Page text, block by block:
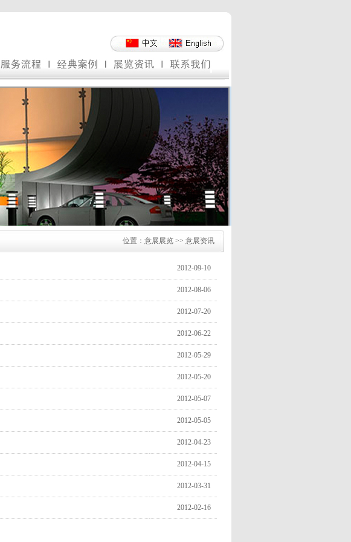
位置：意展展览 >> 意展资讯
2012-09-10
2012-08-06
2012-07-20
2012-06-22
2012-05-29
2012-05-20
2012-05-07
2012-05-05
2012-04-23
2012-04-15
2012-03-31
2012-02-16